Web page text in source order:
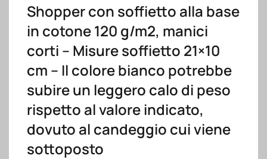
Shopper con soffietto alla base
in cotone 120 g/m2, manici
corti – Misure soffietto 21×10
cm – Il colore bianco potrebbe
subire un leggero calo di peso
rispetto al valore indicato,
dovuto al candeggio cui viene
sottoposto